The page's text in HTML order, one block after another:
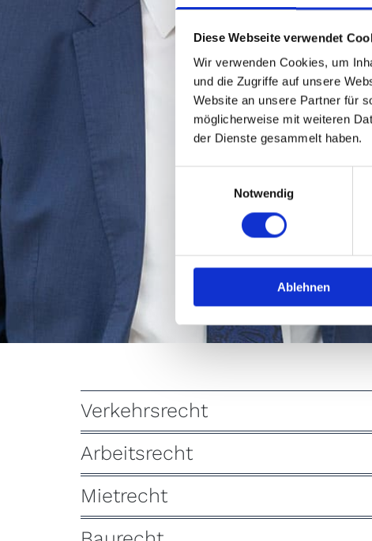
Diese Webseite verwendet
Wir verwenden Cookies, um
und die Zugriffe auf unsere
Website an unsere Partner für
möglicherweise mit weiteren
der Dienste gesammelt haben.
Notwendig
Ablehnen
Verkehrsrecht
Arbeitsrecht
Mietrecht